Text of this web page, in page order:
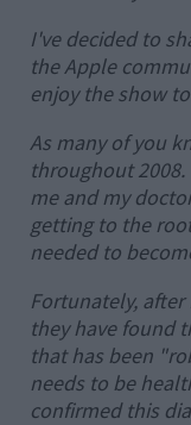
I've decided to
the Apple
enjoy the show
As many of you
throughout
me and my
getting to the
needed to
Fortunately,
they have found
that has been
needs to be
confirmed this